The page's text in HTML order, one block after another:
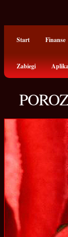
Start Finanse
Zabiegi